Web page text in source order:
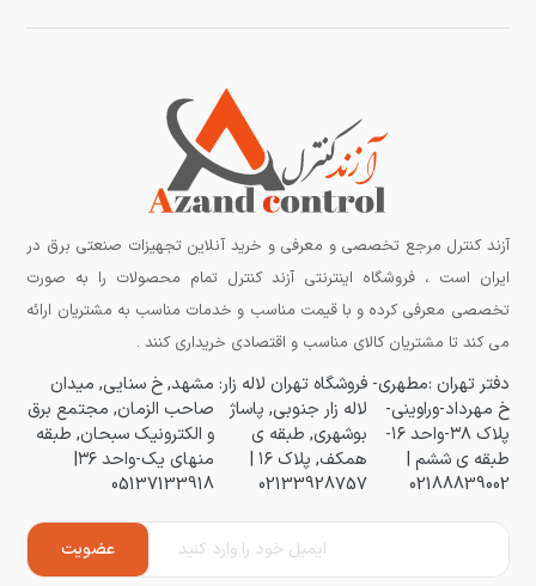
آزند کنترل مرجع تخصصی و معرفی و خرید آنلاین تجهیزات صنعتی برق در
ایران است ، فروشگاه اینترنتی آزند کنترل تمام محصولات را به صورت
تخصصی معرفی کرده و با قیمت مناسب و خدمات مناسب به مشتریان ارائه
می کند تا مشتریان کالای مناسب و اقتصادی خریداری کنند .
دفتر تهران :مطهری-
خ مهرداد-وراوینی-
پلاک ۳۸-واحد ۱۶-
طبقه ی ششم |
02188839002
فروشگاه تهران لاله زار:
لاله زار جنوبی, پاساژ
بوشهری, طبقه ی
همکف, پلاک ۱۶ |
02133928757
مشهد, خ سنایی, میدان
صاحب الزمان, مجتمع برق
و الکترونیک سبحان, طبقه
منهای یک-واحد ۳۶|
05137133918